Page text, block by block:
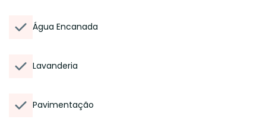
Água Encanada
Lavanderia
Pavimentação